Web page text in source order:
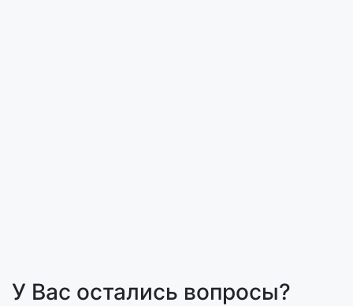
У Вас остались вопросы?